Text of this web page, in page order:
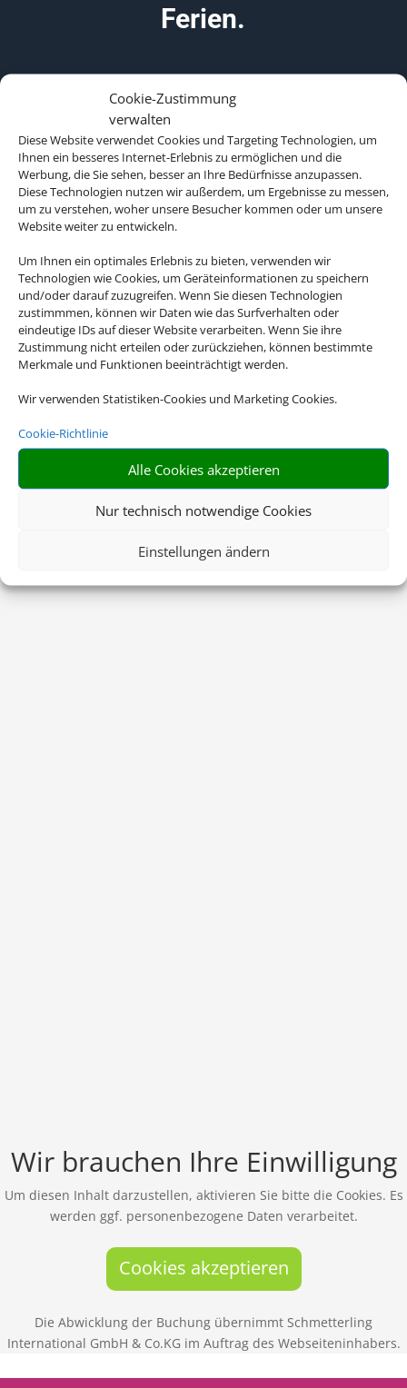
Cookie-Zustimmung
verwalten
Diese Website verwendet Cookies und Targeting Technologien, um
Ihnen ein besseres Internet-Erlebnis zu ermöglichen und die
Werbung, die Sie sehen, besser an Ihre Bedürfnisse anzupassen.
Diese Technologien nutzen wir außerdem, um Ergebnisse zu messen,
um zu verstehen, woher unsere Besucher kommen oder um unsere
Website weiter zu entwickeln.
Um Ihnen ein optimales Erlebnis zu bieten, verwenden wir
Technologien wie Cookies, um Geräteinformationen zu speichern
und/oder darauf zuzugreifen. Wenn Sie diesen Technologien
zustimmmen, können wir Daten wie das Surfverhalten oder
eindeutige IDs auf dieser Website verarbeiten. Wenn Sie ihre
Zustimmung nicht erteilen oder zurückziehen, können bestimmte
Merkmale und Funktionen beeinträchtigt werden.
Wir verwenden Statistiken-Cookies und Marketing Cookies.
Cookie-Richtlinie
Alle Cookies akzeptieren
Nur technisch notwendige Cookies
Einstellungen ändern
Ferien.
Wir brauchen Ihre Einwilligung
Um diesen Inhalt darzustellen, aktivieren Sie bitte die Cookies. Es
werden ggf. personenbezogene Daten verarbeitet.
Cookies akzeptieren
Die Abwicklung der Buchung übernimmt Schmetterling
International GmbH & Co.KG im Auftrag des Webseiteninhabers.